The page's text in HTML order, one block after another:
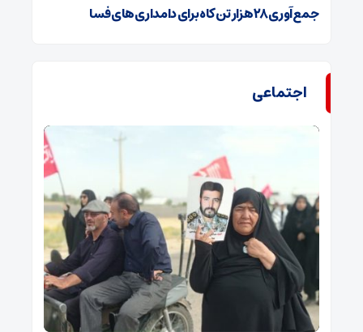
جمع‌آوری ۲۸ هزار تن کاه برای دامداری‌های فسا
اجتماعی